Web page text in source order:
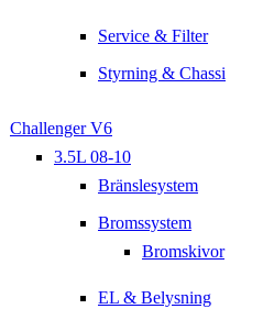
Service & Filter
Styrning & Chassi
Challenger V6
3.5L 08-10
Bränslesystem
Bromssystem
Bromskivor
EL & Belysning